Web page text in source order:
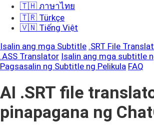
🇹🇭 ภาษาไทย
🇹🇷 Türkçe
🇻🇳 Tiếng Việt
Isalin ang mga Subtitle .SRT File
.ASS Translator Isalin ang mga subtitle
Pagsasalin ng Subtitle ng Pelikula FAQ
AI .SRT file
pinapagana ng